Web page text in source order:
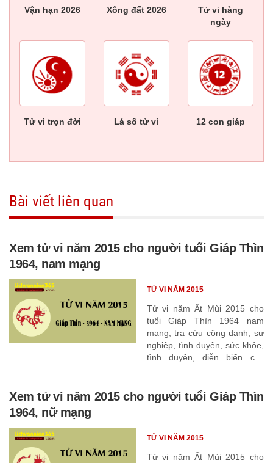
Vận hạn 2026 Xông đất 2026
Tử vi hàng
ngày
Tử vi trọn đời Lá số tử vi 12 con giáp
Bài viết liên quan
Xem tử vi năm 2015 cho người tuổi Giáp Thìn
1964, nam mạng
Tử vi năm Ất Mùi 2015 cho
tuổi Giáp Thìn 1964 nam
mạng, tra cứu công danh, sự
nghiệp, tình duyên, sức khỏe,
tình duyên, diễn biến các
TỬ VI NĂM 2015
Xem tử vi năm 2015 cho người tuổi Giáp Thìn
1964, nữ mạng
Tử vi năm Ất Mùi 2015 cho
TỬ VI NĂM 2015